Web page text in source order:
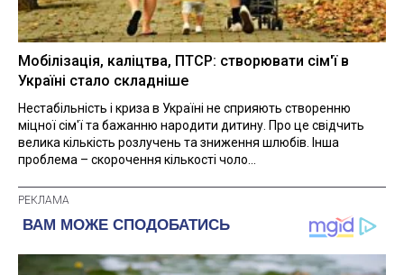
Мобілізація, каліцтва, ПТСР: створювати сім'ї в
Україні стало складніше
Нестабільність і криза в Україні не сприяють створенню
міцної сім'ї та бажанню народити дитину. Про це свідчить
велика кількість розлучень та зниження шлюбів. Інша
проблема – скорочення кількості чоло...